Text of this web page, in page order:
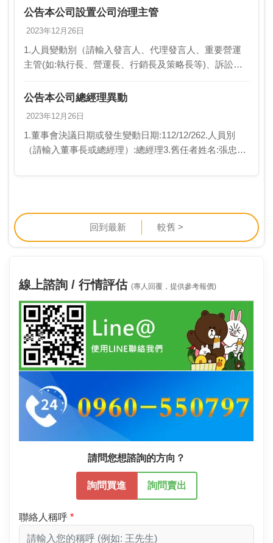
113年03月05日…
公告本公司設置公司治理主管
2023年12月26日
1.人員變動別（請輸入發言人、代理發言人、重要營運
主管(如:執行長、營運長、行銷長及策略長等)、訴訟及
資訊安全長、研發主管或內部稽核主管）:公司治理主…
公告本公司總經理異動
2023年12月26日
1.董事會決議日期或發生變動日期:112/12/262.人員別
（請輸入董事長或總經理）:總經理3.舊任者姓名:張忠傑
國偉6.新任者簡歷:本公司…
回到最新 較舊 >
線上諮詢 / 行情評估 (專人回覆，提供參考報價)
請問您想諮詢的方向？
詢問買進 詢問賣出
聯絡人稱呼